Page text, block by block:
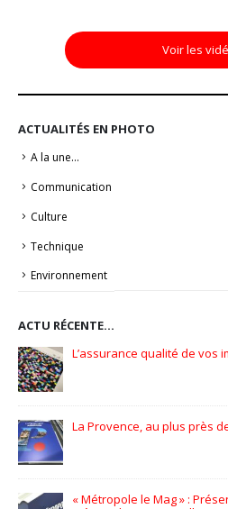
Voir les
ACTUALITÉS EN PHOTO
A la une…
Communication
Culture
Technique
Environnement
ACTU RÉCENTE…
de la
Pionniers d’hier
GPC Helmets –
3 bis f à Aix-en-